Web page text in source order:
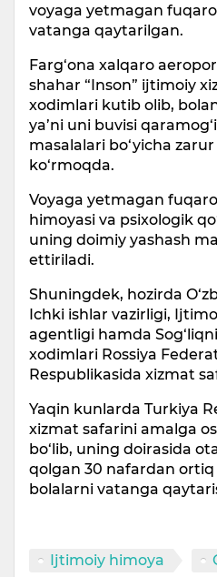
voyaga yetmagan
vatanga qaytarilgan.
Farg‘ona xalqaro
shahar “Inson” ijtimoiy
xodimlari kutib olib,
ya’ni uni buvisi
masalalari bo‘yicha
ko‘rmoqda.
Voyaga yetmagan
himoyasi va psixologik
uning doimiy yashash
ettiriladi.
Shuningdek, hozirda
Ichki ishlar vazirligi,
agentligi hamda
xodimlari Rossiya
Respublikasida xizmat
Yaqin kunlarda Turkiya
xizmat safarini amalga
bo‘lib, uning doirasida
qolgan 30 nafardan ortiq
bolalarni vatanga
Ijtimoiy himoya